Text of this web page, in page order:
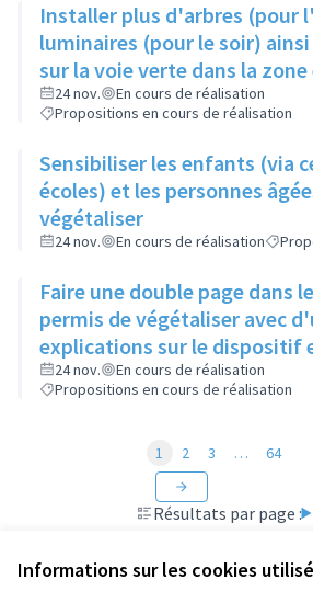
Informations sur les cookies
Installer plus d'arbres (pour
luminaires (pour le soir) ainsi
sur la voie verte dans la
et la rue de l'Industrie
24 nov.
En cours de réalisation
Propositions en cours de réalisation
Sensibiliser les enfants (via
écoles) et les personnes
végétaliser
24 nov. En cours de réalisation
Faire une double page dans
permis de végétaliser avec
explications sur le dispositif
côté des exemples concrets
investir
24 nov.
En cours de réalisation
Propositions en cours de réalisation
Résultats par page :
1 2 3 … 64